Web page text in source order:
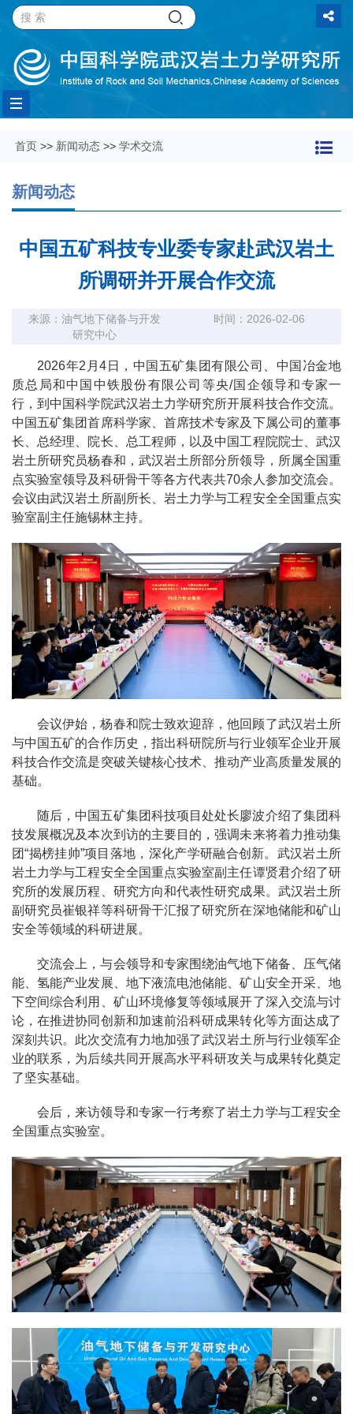
Toggle
navigation
首页 >> 新闻动态 >> 学术交流
新闻动态
中国五矿科技专业委专家赴武汉岩土
所调研并开展合作交流
来源：油气地下储备与开发
研究中心
时间：2026-02-06
2026年2月4日，中国五矿集团有限公司、中国冶金地
质总局和中国中铁股份有限公司等央/国企领导和专家一
行，到中国科学院武汉岩土力学研究所开展科技合作交流。
中国五矿集团首席科学家、首席技术专家及下属公司的董事
长、总经理、院长、总工程师，以及中国工程院院士、武汉
岩土所研究员杨春和，武汉岩土所部分所领导，所属全国重
点实验室领导及科研骨干等各方代表共70余人参加交流会。
会议由武汉岩土所副所长、岩土力学与工程安全全国重点实
验室副主任施锡林主持。
会议伊始，杨春和院士致欢迎辞，他回顾了武汉岩土所
与中国五矿的合作历史，指出科研院所与行业领军企业开展
科技合作交流是突破关键核心技术、推动产业高质量发展的
基础。
随后，中国五矿集团科技项目处处长廖波介绍了集团科
技发展概况及本次到访的主要目的，强调未来将着力推动集
团“揭榜挂帅”项目落地，深化产学研融合创新。武汉岩土所
岩土力学与工程安全全国重点实验室副主任谭贤君介绍了研
究所的发展历程、研究方向和代表性研究成果。武汉岩土所
副研究员崔银祥等科研骨干汇报了研究所在深地储能和矿山
安全等领域的科研进展。
交流会上，与会领导和专家围绕油气地下储备、压气储
能、氢能产业发展、地下液流电池储能、矿山安全开采、地
下空间综合利用、矿山环境修复等领域展开了深入交流与讨
论，在推进协同创新和加速前沿科研成果转化等方面达成了
深刻共识。此次交流有力地加强了武汉岩土所与行业领军企
业的联系，为后续共同开展高水平科研攻关与成果转化奠定
了坚实基础。
会后，来访领导和专家一行考察了岩土力学与工程安全
全国重点实验室。